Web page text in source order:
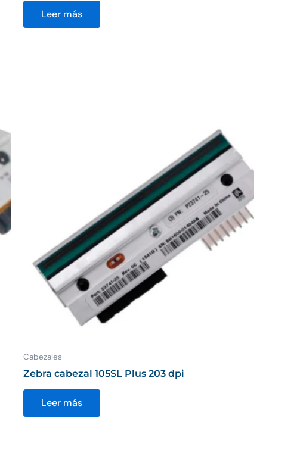
Leer más
Cabezales
Zebra cabezal 105SL Plus 203 dpi
Leer más